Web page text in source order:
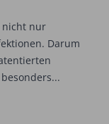
nicht nur
Darum